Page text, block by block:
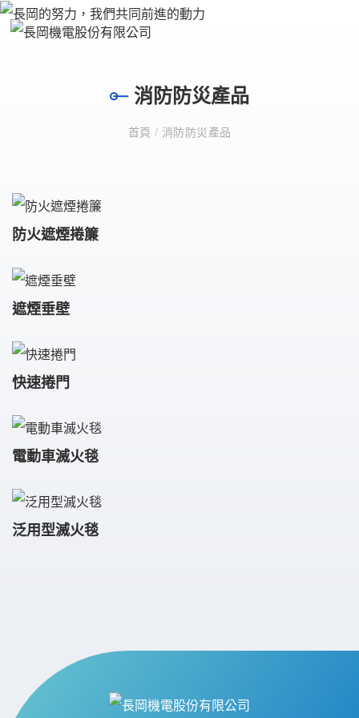
消防防災產品
首頁 / 消防防災產品
防火遮煙捲簾
遮煙垂壁
快速捲門
電動車滅火毯
泛用型滅火毯